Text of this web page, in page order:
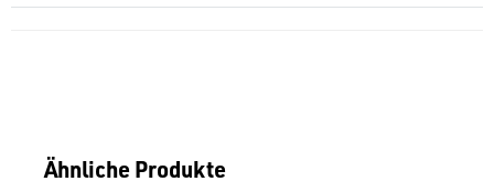
Produktgalerie überspringen
Ähnliche Produkte